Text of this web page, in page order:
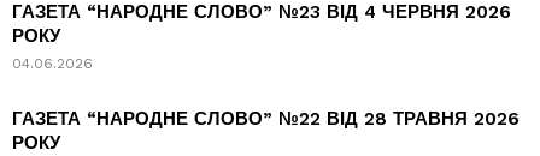
ГАЗЕТА “НАРОДНЕ СЛОВО” №23 ВІД 4 ЧЕРВНЯ 2026
РОКУ
04.06.2026
ГАЗЕТА “НАРОДНЕ СЛОВО” №22 ВІД 28 ТРАВНЯ 2026
РОКУ